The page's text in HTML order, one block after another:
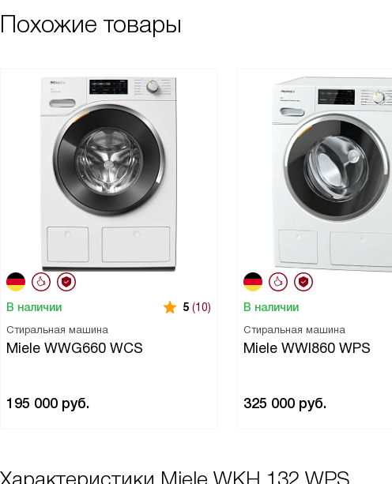
Похожие товары
В наличии 5 (10)
Стиральная машина
Miele WWG660 WCS
195 000 руб.
В наличии
Стиральная машина
Miele WWI860 WPS
325 000 руб.